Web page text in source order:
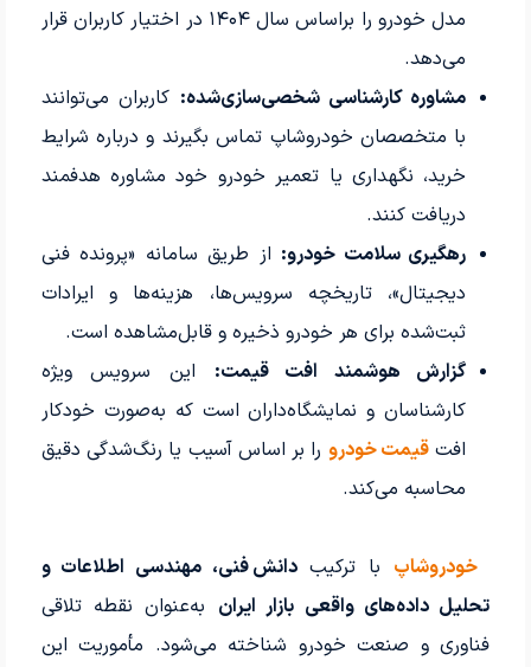
مدل خودرو را براساس سال ۱۴۰۴ در اختیار کاربران قرار
می‌دهد.
مشاوره کارشناسی شخصی‌سازی‌شده: کاربران می‌توانند
با متخصصان خودروشاپ تماس بگیرند و درباره شرایط
خرید، نگهداری یا تعمیر خودرو خود مشاوره هدفمند
دریافت کنند.
رهگیری سلامت خودرو: از طریق سامانه «پرونده فنی
دیجیتال»، تاریخچه سرویس‌ها، هزینه‌ها و ایرادات
ثبت‌شده برای هر خودرو ذخیره و قابل‌مشاهده است.
گزارش هوشمند افت قیمت: این سرویس ویژه
کارشناسان و نمایشگاه‌داران است که به‌صورت خودکار
افتقیمت خودرو را بر اساس آسیب یا رنگ‌شدگی دقیق
محاسبه می‌کند.
خودروشاپ با ترکیبدانش فنی، مهندسی اطلاعات و
تحلیل داده‌های واقعی بازار ایران به‌عنوان نقطه تلاقی
فناوری و صنعت خودرو شناخته می‌شود. مأموریت این